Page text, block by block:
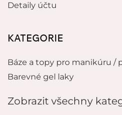
Detaily účtu
KATEGORIE
Báze a topy pro manikúru /
Barevné gel laky
Zobrazit všechny